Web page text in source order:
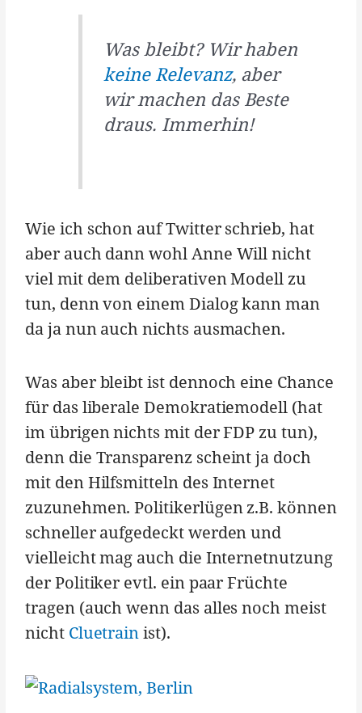
Was bleibt? Wirhaben
keine Relevanz, aber
wir machen das Beste
draus. Immerhin!
Wie ich schon auf Twitter schrieb, hat
aber auch dann wohl Anne Will nicht
viel mit dem deliberativen Modell zu
tun, denn von einem Dialog kann man
da ja nun auch nichts ausmachen.
Was aber bleibt ist dennoch eine Chance
für das liberale Demokratiemodell (hat
im übrigen nichts mit der FDP zu tun),
denn die Transparenz scheint ja doch
mit den Hilfsmitteln des Internet
zuzunehmen. Politikerlügen z.B. können
schneller aufgedeckt werden und
vielleicht mag auch die Internetnutzung
der Politiker evtl. ein paar Früchte
tragen (auch wenn das alles noch meist
nicht Cluetrainist).